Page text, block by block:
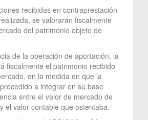
recibidas en contraprestación
se valorarán fiscalmente
del patrimonio objeto de
de la operación de aportación, la
fiscalmente el patrimonio recibido
en la medida en que la
a integrar en su base
entre el valor de mercado de
el valor contable que ostentaba.